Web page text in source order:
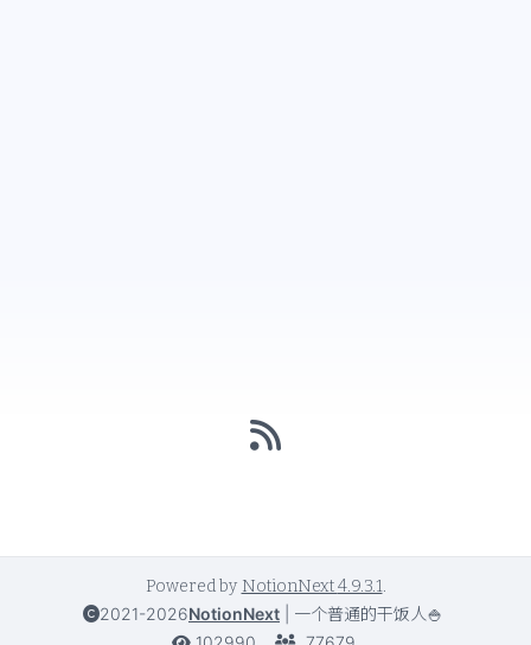
Powered by NotionNext4.9.3.1.
2021-2026NotionNext
一个普通的干饭人🍚